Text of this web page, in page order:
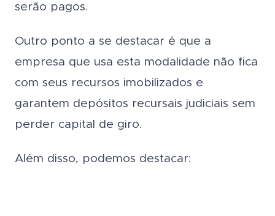
serão pagos.
Outro ponto a se destacar é que a
empresa que usa esta modalidade não fica
com seus recursos imobilizados e
garantem depósitos recursais judiciais sem
perder capital de giro.
Além disso, podemos destacar: